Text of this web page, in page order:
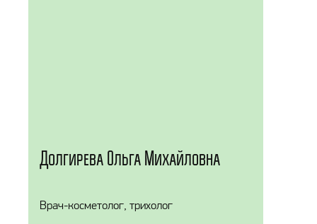
Долгирева Ольга Михайловна
Врач-косметолог, трихолог